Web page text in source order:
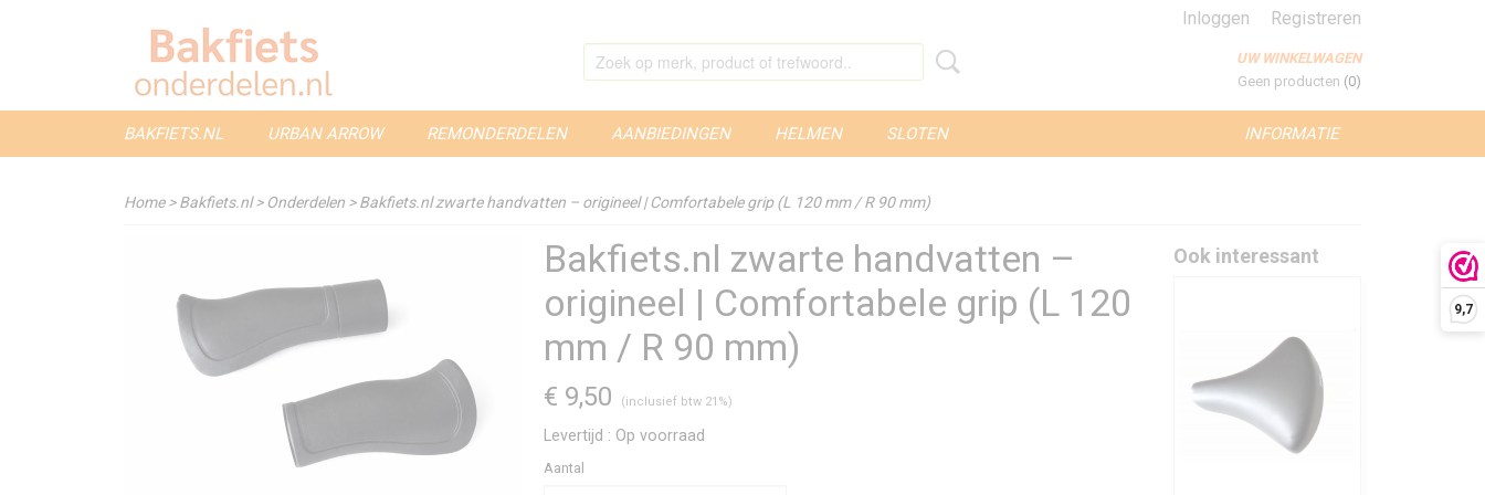
9,7
Inloggen Registreren
UW WINKELWAGEN
Geen producten (0)
INFORMATIE
BAKFIETS.NL URBAN ARROW REMONDERDELEN AANBIEDINGEN HELMEN SLOTEN
Home>Bakfiets.nl> Onderdelen >Bakfiets.nl zwarte handvatten – origineel | Comfortabele grip (L 120 mm / R 90 mm)
Bakfiets.nl zwarte handvatten –
origineel | Comfortabele grip (L 120
mm / R 90 mm)
€ 9,50 (inclusief btw 21%)
Levertijd : Op voorraad
Aantal
Ook interessant